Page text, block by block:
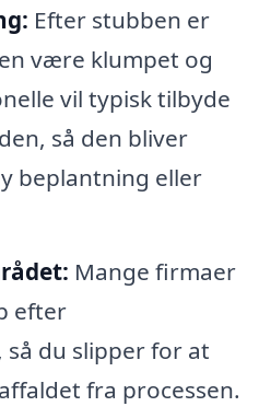
Efter stubben er
være klumpet og
vil typisk tilbyde
så den bliver
beplantning eller
Mange firmaer
efter
du slipper for at
fra processen.